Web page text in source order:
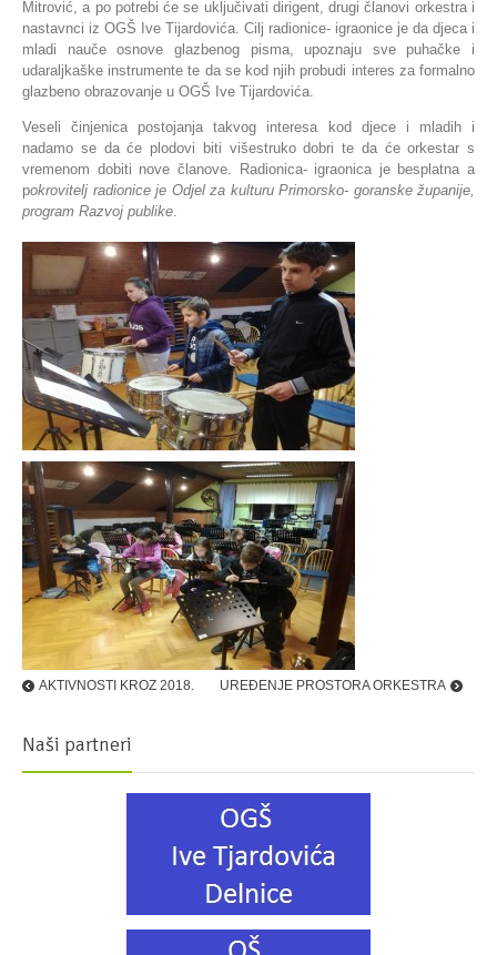
Mitrović, a po potrebi će se uključivati dirigent, drugi članovi orkestra i
nastavnci iz OGŠ Ive Tijardovića. Cilj radionice- igraonice je da djeca i
mladi nauče osnove glazbenog pisma, upoznaju sve puhačke i
udaraljkaške instrumente te da se kod njih probudi interes za formalno
glazbeno obrazovanje u OGŠ Ive Tijardovića.
Veseli činjenica postojanja takvog interesa kod djece i mladih i
nadamo se da će plodovi biti višestruko dobri te da će orkestar s
vremenom dobiti nove članove. Radionica- igraonica je besplatna a
pokrovitelj radionice je Odjel za kulturu Primorsko- goranske županije,
program Razvoj publike.
AKTIVNOSTI KROZ 2018. UREĐENJE PROSTORA ORKESTRA
Naši partneri